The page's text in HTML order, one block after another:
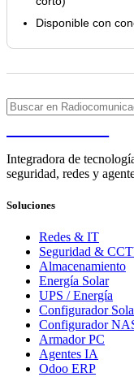
Disponible con
Integradora de
seguridad, redes y
Soluciones
Redes & IT
Seguridad &
Almacenamiento
Energía Solar
UPS / Energía
Configurador
Configurador
Armador PC
Agentes IA
Odoo ERP